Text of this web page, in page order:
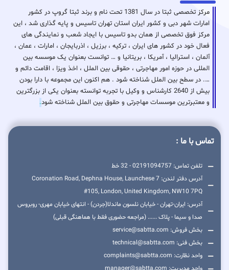
مرکز تخصصی ثبتا در سال 1381 تحت نام و برند ثبتا گروپ در کشور
امارات شهر دبی و کشور ایران استان تهران تاسیس و پایه گذاری شد ، این
مرکز فوق تخصصی از همان بدو تاسیس با ایجاد شعب و نمایندگی های
فعال خود در کشور های ایران ، ترکیه ، برزیل ، اذربایجان ، امارات ، عمان ،
آلمان ، استرالیا ، آمریکا ، بریتانیا و … توانست بعنوان یک موسسه بین
المللی در حوزه امور مهاجرتی ، حقوقی بین الملل ، اخذ ویزا ، اقامت دائم و
…. در سطح بین الملل شناخته شود . هم اکنون این مجموعه با دارا بودن
بیش از 2640 کارشناس و وکیل با تجربه توانسته بعنوان یکی از بزرگترین
و معتبرترین موسسات مهاجرتی و حقوق بین الملل شناخته شود.
تماس با ما :
تلفن تماس: 02191094757 - 32 خط
آدرس دفتر لندن: 7 Coronation Road, Dephna House, Launchese
#105, London, United Kingdom, NW10 7PQ
آدرس: ایران-تهران - خیابان نلسون ماندلا(جردن) - انتهای خیابان مهری- روبروس
صدا و سیما - پلاک ...... (مراجعه حضوری فقط با هماهنگی قبلی)
بخش فروش: service@sabtta.com
بخش فنی: technical@sabtta.com
واحد نظارت: complaints@sabtta.com